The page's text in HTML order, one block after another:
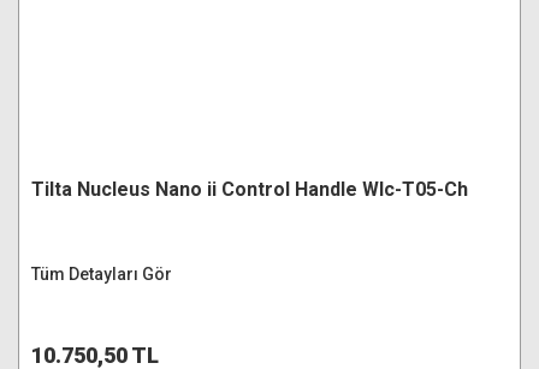
Tilta Nucleus Nano ii Control Handle Wlc-T05-Ch
Tüm Detayları Gör
10.750,50 TL